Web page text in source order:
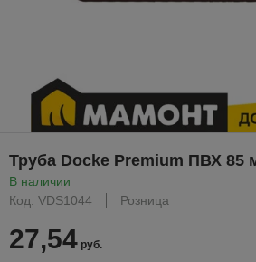
Труба Docke Premium ПВХ 85
В наличии
Код: VDS1044
Розница
27,54 руб.